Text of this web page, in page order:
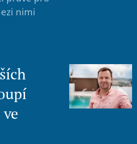
nimi